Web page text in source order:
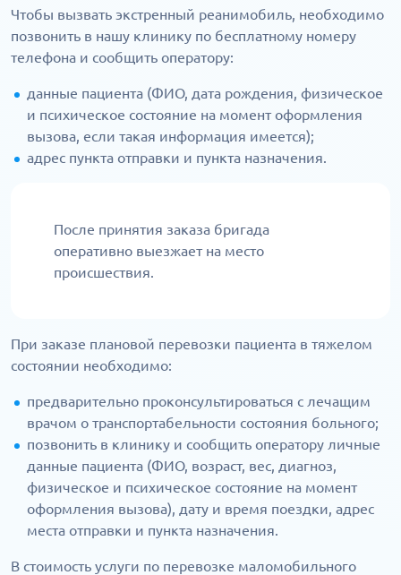
Чтобы вызвать экстренный реанимобиль, необходимо
позвонить в нашу клинику по бесплатному номеру
телефона и сообщить оператору:
данные пациента (ФИО, дата рождения, физическое
и психическое состояние на момент оформления
вызова, если такая информация имеется);
адрес пункта отправки и пункта назначения.
После принятия заказа бригада
оперативно выезжает на место
происшествия.
При заказе плановой перевозки пациента в тяжелом
состоянии необходимо:
предварительно проконсультироваться с лечащим
врачом о транспортабельности состояния больного;
позвонить в клинику и сообщить оператору личные
данные пациента (ФИО, возраст, вес, диагноз,
физическое и психическое состояние на момент
оформления вызова), дату и время поездки, адрес
места отправки и пункта назначения.
В стоимость услуги по перевозке маломобильного